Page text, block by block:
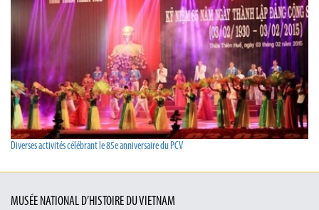
Diverses activités célébrant le 85e anniversaire du PCV
MUSÉE NATIONAL D’HISTOIRE DU VIETNAM